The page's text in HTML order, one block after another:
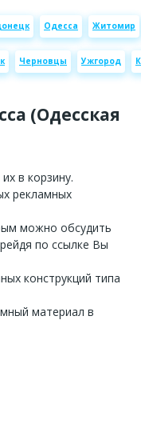
Одесса Житомир
Черновцы Ужгород
(Одесская
в корзину.
рекламных
можно обсудить
по ссылке Вы
конструкций типа
материал в